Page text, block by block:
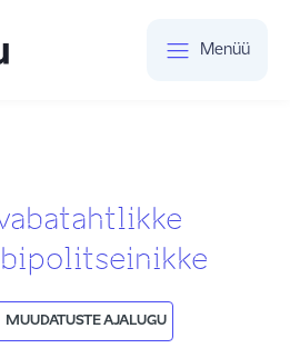
Menüü
MUUDATUSTE AJALUGU